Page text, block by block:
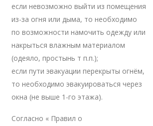
если невозможно выйти из помещения
из-за огня или дыма, то необходимо
по возможности намочить одежду или
накрыться влажным материалом
(одеяло, простынь т п.п.);
если пути эвакуации перекрыты огнём,
то необходимо эвакуироваться через
окна (не выше 1-го этажа).
Согласно « Правил о